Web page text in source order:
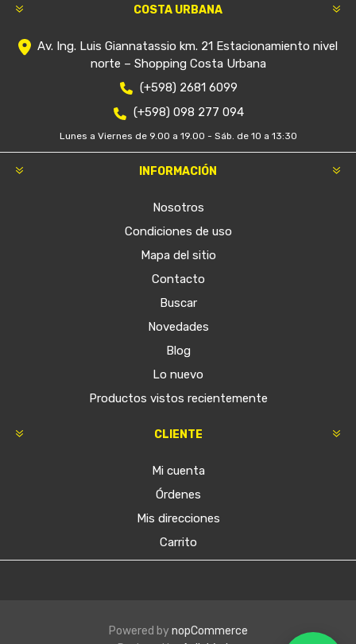
COSTA URBANA
Av. Ing. Luis Giannatassio km. 21 Estacionamiento nivel
norte – Shopping Costa Urbana
(+598) 2681 6099
(+598) 098 277 094
Lunes a Viernes de 9.00 a 19.00 - Sáb. de 10 a 13:30
INFORMACIÓN
Nosotros
Condiciones de uso
Mapa del sitio
Contacto
Buscar
Novedades
Blog
Lo nuevo
Productos vistos recientemente
CLIENTE
Mi cuenta
Órdenes
Mis direcciones
Carrito
Powered bynopCommerce